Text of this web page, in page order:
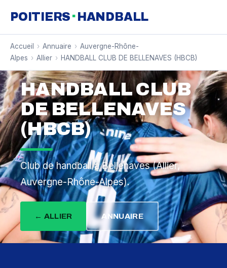
POITIERS · HANDBALL
Accueil › Annuaire › Auvergne-Rhône-
Alpes › Allier › HANDBALL CLUB DE BELLENAVES (HBCB)
HANDBALL CLUB
DE BELLENAVES
(HBCB)
Club de handball à Bellenaves (Allier,
Auvergne-Rhône-Alpes).
← ALLIER ANNUAIRE